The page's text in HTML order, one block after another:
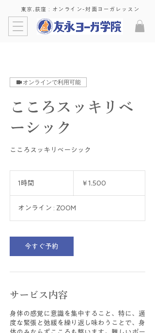
東京,荻窪 : ​オンライン-対面ヨーガレッスン
オンラインで利用可能
こころスッキリベ
ーシック
こころスッキリベーシック
1時間 ￥1,500
オンライン : ZOOM
今すぐ予約
サービス内容
身体の感覚に意識を集中すること、特に、適
度な緊張と弛緩を繰り返し味わうことで、身